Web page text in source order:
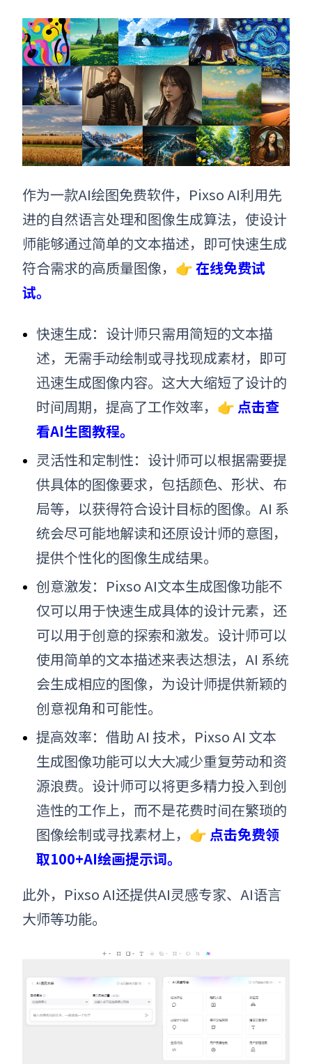
作为一款AI绘图免费软件，Pixso AI利用先
进的自然语言处理和图像生成算法，使设计
师能够通过简单的文本描述，即可快速生成
符合需求的高质量图像，👉在线免费试
试。
快速生成：设计师只需用简短的文本描
述，无需手动绘制或寻找现成素材，即可
迅速生成图像内容。这大大缩短了设计的
时间周期，提高了工作效率，👉 点击查
看AI生图教程。
灵活性和定制性：设计师可以根据需要提
供具体的图像要求，包括颜色、形状、布
局等，以获得符合设计目标的图像。AI 系
统会尽可能地解读和还原设计师的意图，
提供个性化的图像生成结果。
创意激发：Pixso AI文本生成图像功能不
仅可以用于快速生成具体的设计元素，还
可以用于创意的探索和激发。设计师可以
使用简单的文本描述来表达想法，AI 系统
会生成相应的图像，为设计师提供新颖的
创意视角和可能性。
提高效率：借助 AI 技术，Pixso AI 文本
生成图像功能可以大大减少重复劳动和资
源浪费。设计师可以将更多精力投入到创
造性的工作上，而不是花费时间在繁琐的
图像绘制或寻找素材上，👉 点击免费领
取100+AI绘画提示词。
此外，Pixso AI还提供AI灵感专家、AI语言
大师等功能。